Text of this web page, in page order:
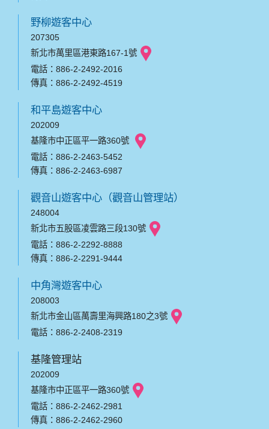
野柳遊客中心
207305
新北市萬里區港東路167-1號
電話：886-2-2492-2016
傳真：886-2-2492-4519
和平島遊客中心
202009
基隆市中正區平一路360號
電話：886-2-2463-5452
傳真：886-2-2463-6987
觀音山遊客中心（觀音山管理站）
248004
新北市五股區凌雲路三段130號
電話：886-2-2292-8888
傳真：886-2-2291-9444
中角灣遊客中心
208003
新北市金山區萬壽里海興路180之3號
電話：886-2-2408-2319
基隆管理站
202009
基隆市中正區平一路360號
電話：886-2-2462-2981
傳真：886-2-2462-2960